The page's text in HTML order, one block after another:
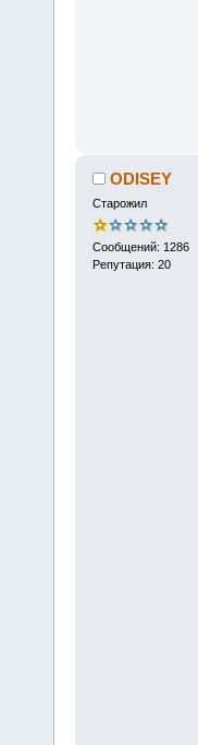
ODISEY
Старожил
Сообщений: 1286
Репутация: 20